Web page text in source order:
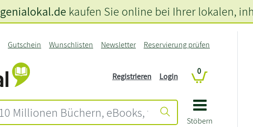
Stöbern
Gutschein Wunschlisten Newsletter Reservierung prüfen
Registrieren Login
0
genialokal.de kaufen Sie online bei Ihrer lokalen,